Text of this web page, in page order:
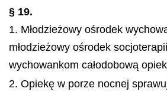
§ 19.
1. Młodzieżowy ośrodek
młodzieżowy ośrodek
wychowankom całodobową
2. Opiekę w porze nocnej